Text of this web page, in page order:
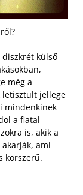
diszkrét külső
még a
letisztult jellege
mindenkinek
a fiatal
is, akik a
ami
korszerű.